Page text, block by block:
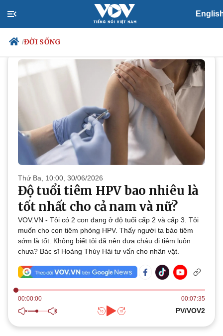
/ĐỜI SỐNG
Tổ chức nhân sự
Quốc hội
Nhận diện sự thật
Xã hội
Tin 24h
Dự báo thời tiết
Giáo dục
Dấu ấn VOV
Việc làm
Biển đảo
Thế giới
Quan sát
Cuộc sống đó đây
Multimedia
Video
Ảnh
Infographic
ĐỜI SỐNG
Thứ Ba, 10:00, 30/06/2026
Độ tuổi tiêm HPV bao nhiêu là
tốt nhất cho cả nam và nữ?
VOV.VN - Tôi có 2 con đang ở độ tuổi cấp 2 và cấp 3. Tôi
muốn cho con tiêm phòng HPV. Thấy người ta bảo tiêm
sớm là tốt. Không biết tôi đã nên đưa cháu đi tiêm luôn
chưa? Bác sĩ Hoàng Thúy Hải tư vấn cho nhân vật.
00:00:00 00:07:35
PV/VOV2